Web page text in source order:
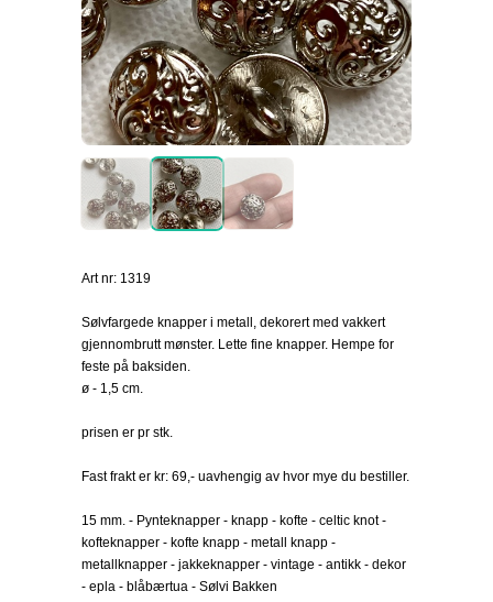
Art nr: 1319
Sølvfargede knapper i metall, dekorert med vakkert
gjennombrutt mønster. Lette fine knapper. Hempe for
feste på baksiden.
ø - 1,5 cm.
prisen er pr stk.
Fast frakt er kr: 69,- uavhengig av hvor mye du bestiller.
15 mm. - Pynteknapper - knapp - kofte - celtic knot -
kofteknapper - kofte knapp - metall knapp -
metallknapper - jakkeknapper - vintage - antikk - dekor
- epla - blåbærtua - Sølvi Bakken